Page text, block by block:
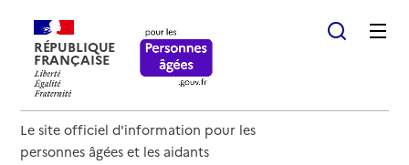
RÉPUBLIQUE
FRANÇAISE
Le site officiel d'information pour les
personnes âgées et les aidants